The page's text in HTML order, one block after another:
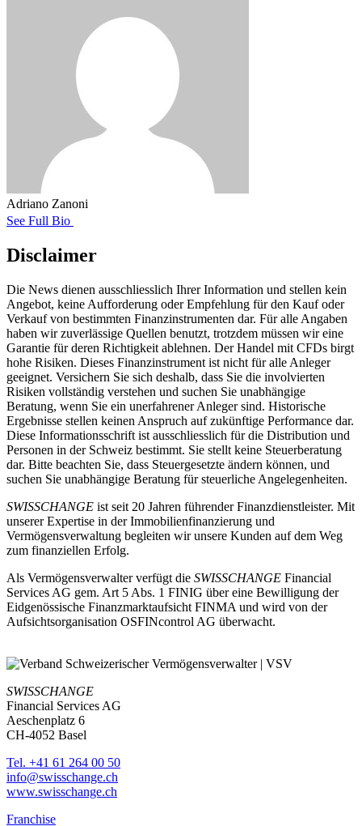
Adriano Zanoni
See Full Bio
Disclaimer
Die News dienen ausschliesslich Ihrer Information und stellen kein
Angebot, keine Aufforderung oder Empfehlung für den Kauf oder
Verkauf von bestimmten Finanzinstrumenten dar. Für alle Angaben
haben wir zuverlässige Quellen benutzt, trotzdem müssen wir eine
Garantie für deren Richtigkeit ablehnen. Der Handel mit CFDs birgt
hohe Risiken. Dieses Finanzinstrument ist nicht für alle Anleger
geeignet. Versichern Sie sich deshalb, dass Sie die involvierten
Risiken vollständig verstehen und suchen Sie unabhängige
Beratung, wenn Sie ein unerfahrener Anleger sind. Historische
Ergebnisse stellen keinen Anspruch auf zukünftige Performance dar.
Diese Informationsschrift ist ausschliesslich für die Distribution und
Personen in der Schweiz bestimmt. Sie stellt keine Steuerberatung
dar. Bitte beachten Sie, dass Steuergesetzte ändern können, und
suchen Sie unabhängige Beratung für steuerliche Angelegenheiten.
SWISSCHANGE ist seit 20 Jahren führender Finanzdienstleister. Mit
unserer Expertise in der Immobilienfinanzierung und
Vermögensverwaltung begleiten wir unsere Kunden auf dem Weg
zum finanziellen Erfolg.
Als Vermögensverwalter verfügt die SWISSCHANGE Financial
Services AG gem. Art 5 Abs. 1 FINIG über eine Bewilligung der
Eidgenössische Finanzmarktaufsicht FINMA und wird von der
Aufsichtsorganisation OSFINcontrol AG überwacht.
SWISSCHANGE
Financial Services AG
Aeschenplatz 6
CH-4052 Basel
Tel. +41 61 264 00 50
info@swisschange.ch
www.swisschange.ch
Franchise